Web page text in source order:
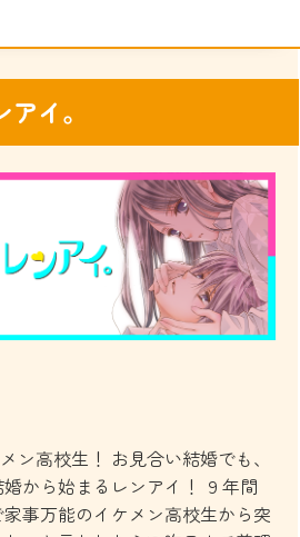
イ。
ン高校生！ お見合い結婚でも、
から始まるレンアイ！ ９年間
事万能のイケメン高校生から突